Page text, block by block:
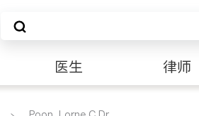
医生 律师